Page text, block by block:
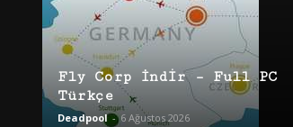
Fly Corp İndir – Full PC
Türkçe
Deadpool - 6 Ağustos 2026